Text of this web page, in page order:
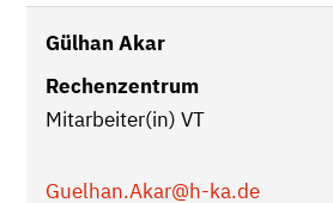
Gülhan Akar
Rechenzentrum
Mitarbeiter(in) VT
Guelhan.Akar@h-ka.de